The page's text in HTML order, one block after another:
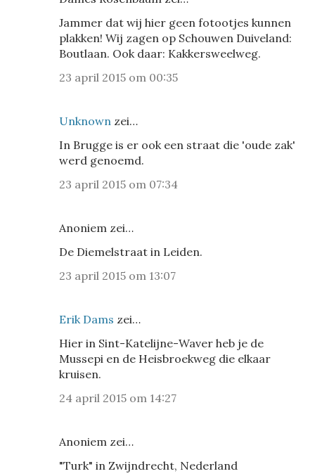
Jammer dat wij hier geen fotootjes kunnen
plakken! Wij zagen op Schouwen Duiveland:
Boutlaan. Ook daar: Kakkersweelweg.
23 april 2015 om 00:35
Unknown zei…
In Brugge is er ook een straat die 'oude zak'
werd genoemd.
23 april 2015 om 07:34
Anoniem zei…
De Diemelstraat in Leiden.
23 april 2015 om 13:07
Erik Dams zei…
Hier in Sint-Katelijne-Waver heb je de
Mussepi en de Heisbroekweg die elkaar
kruisen.
24 april 2015 om 14:27
Anoniem zei…
"Turk" in Zwijndrecht, Nederland